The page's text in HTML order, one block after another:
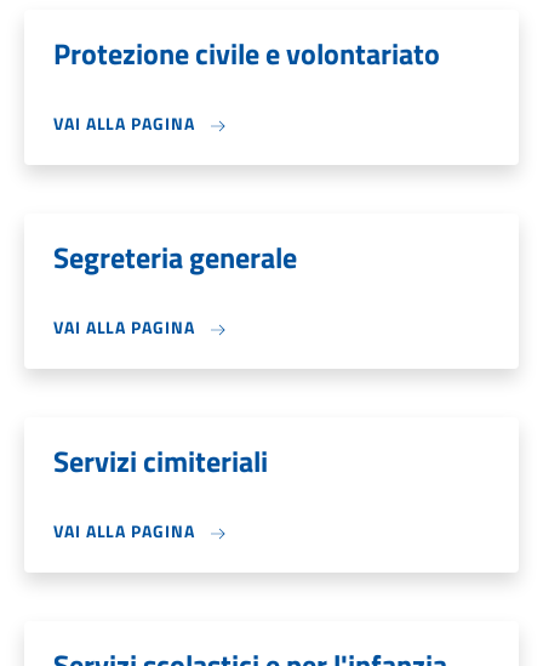
Protezione civile e volontariato
VAI ALLA PAGINA
Segreteria generale
VAI ALLA PAGINA
Servizi cimiteriali
VAI ALLA PAGINA